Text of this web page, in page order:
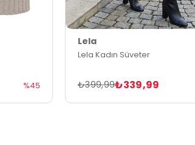
%45
Lela
Lela Kadın Süveter
₺339,99
₺399,99